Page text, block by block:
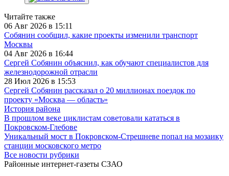
Читайте также
06 Авг 2026 в 15:11
Собянин сообщил, какие проекты изменили транспорт
Москвы
04 Авг 2026 в 16:44
Сергей Собянин объяснил, как обучают специалистов для
железнодорожной отрасли
28 Июл 2026 в 15:53
Сергей Собянин рассказал о 20 миллионах поездок по
проекту «Москва — область»
История района
В прошлом веке циклистам советовали кататься в
Покровском-Глебове
Уникальный мост в Покровском-Стрешневе попал на мозаику
станции московского метро
Все новости рубрики
Районные интернет-газеты СЗАО